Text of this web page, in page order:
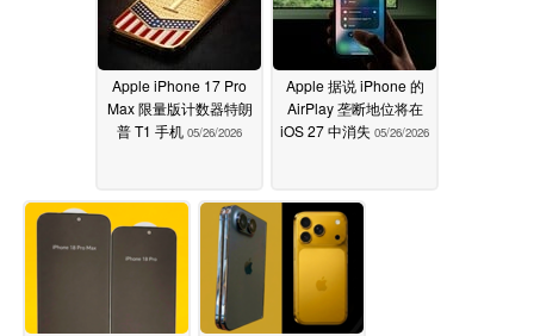
Apple iPhone 17 Pro
Max 限量版计数器特朗
普 T1 手机 05/26/2026
Apple 据说 iPhone 的
AirPlay 垄断地位将在
iOS 27 中消失 05/26/2026